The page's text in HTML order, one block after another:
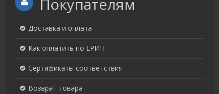
Покупателям
Доставка и оплата
Как оплатить по ЕРИП
Сертификаты соответствия
Возврат товара